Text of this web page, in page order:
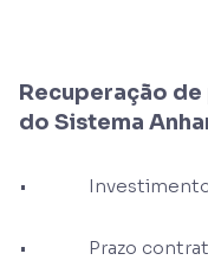
Recuperação
do Sistema
• Investimento:
• Prazo